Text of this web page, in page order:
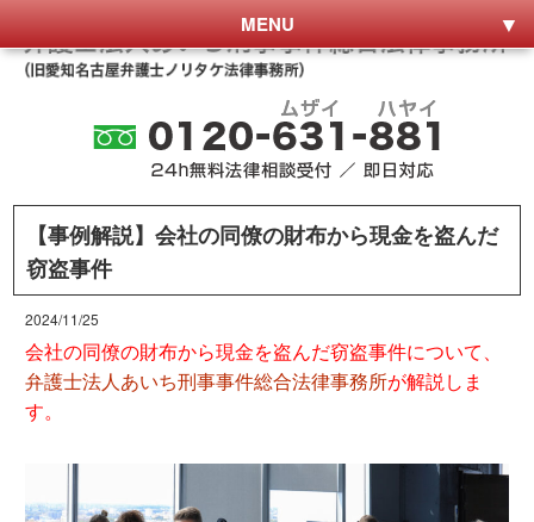
MENU
【事例解説】会社の同僚の財布から現金を盗んだ
窃盗事件
2024/11/25
会社の同僚の財布から現金を盗んだ窃盗事件について、
弁護士法人あいち刑事事件総合法律事務所が解説しま
す。